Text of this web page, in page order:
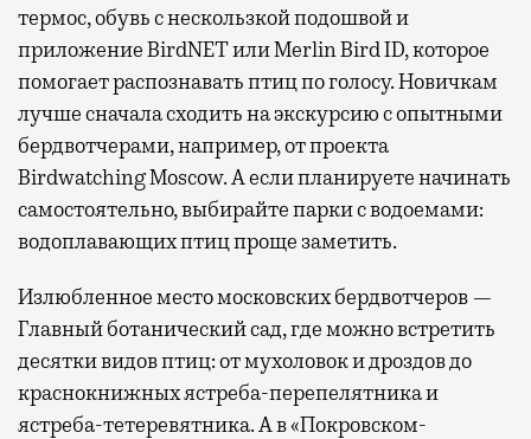
термос, обувь с нескользкой подошвой и
приложение BirdNET или Merlin Bird ID, которое
помогает распознавать птиц по голосу. Новичкам
лучше сначала сходить на экскурсию с опытными
бердвотчерами, например, от проекта
Birdwatching Moscow. А если планируете начинать
самостоятельно, выбирайте парки с водоемами:
водоплавающих птиц проще заметить.
Излюбленное место московских бердвотчеров —
Главный ботанический сад, где можно встретить
десятки видов птиц: от мухоловок и дроздов до
краснокнижных ястреба-перепелятника и
ястреба-тетеревятника. А в «Покровском-